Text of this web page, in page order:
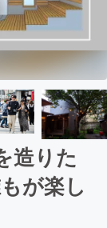
造りた
が楽し